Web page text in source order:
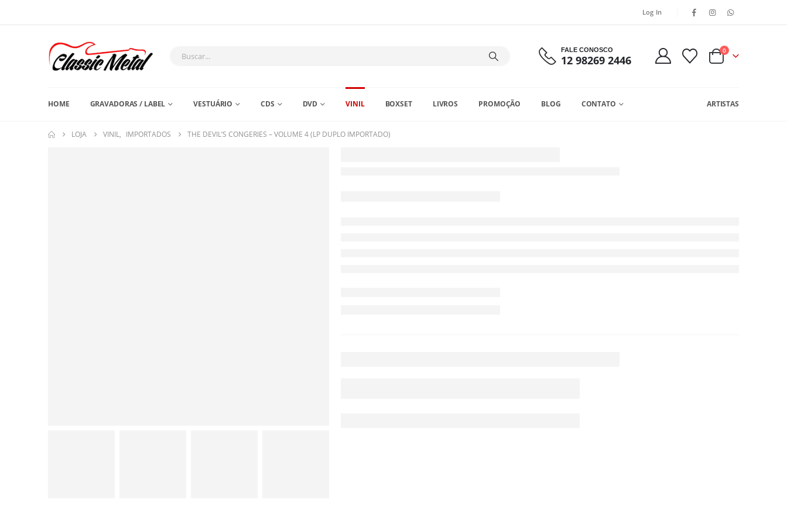
Log In
FALE CONOSCO
12 98269 2446
0
HOME GRAVADORAS / LABEL VESTUÁRIO CDS DVD VINIL BOXSET LIVROS PROMOÇÃO BLOG CONTATO ARTISTAS
LOJA VINIL, IMPORTADOS THE DEVIL’S CONGERIES – VOLUME 4 (LP DUPLO IMPORTADO)